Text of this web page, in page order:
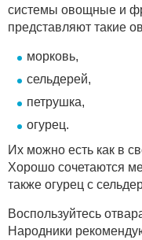
системы овощные и
представляют такие
морковь,
сельдерей,
петрушка,
огурец.
Их можно есть как в
Хорошо сочетаются
также огурец с
Воспользуйтесь
Народники